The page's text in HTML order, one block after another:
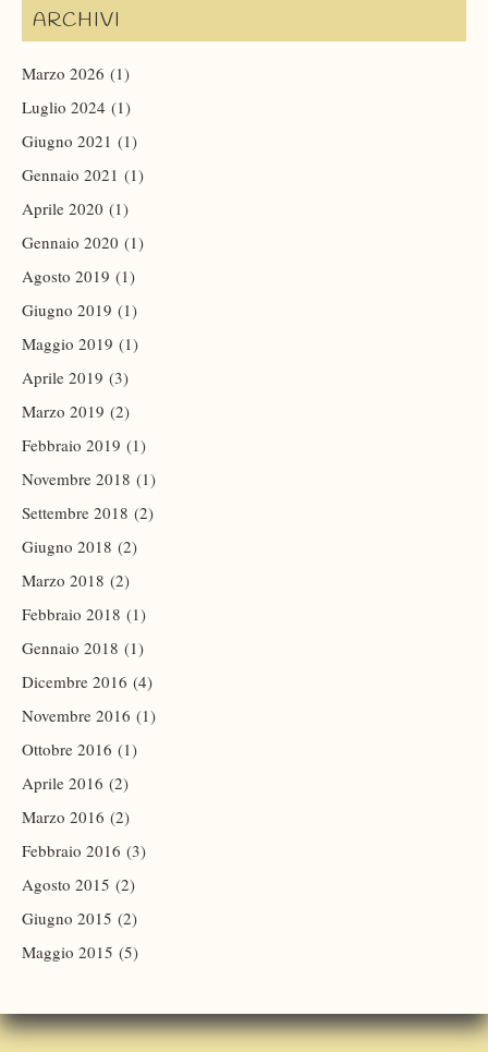
ARCHIVI
Marzo 2026 (1)
Luglio 2024 (1)
Giugno 2021 (1)
Gennaio 2021 (1)
Aprile 2020 (1)
Gennaio 2020 (1)
Agosto 2019 (1)
Giugno 2019 (1)
Maggio 2019 (1)
Aprile 2019 (3)
Marzo 2019 (2)
Febbraio 2019 (1)
Novembre 2018 (1)
Settembre 2018 (2)
Giugno 2018 (2)
Marzo 2018 (2)
Febbraio 2018 (1)
Gennaio 2018 (1)
Dicembre 2016 (4)
Novembre 2016 (1)
Ottobre 2016 (1)
Aprile 2016 (2)
Marzo 2016 (2)
Febbraio 2016 (3)
Agosto 2015 (2)
Giugno 2015 (2)
Maggio 2015 (5)